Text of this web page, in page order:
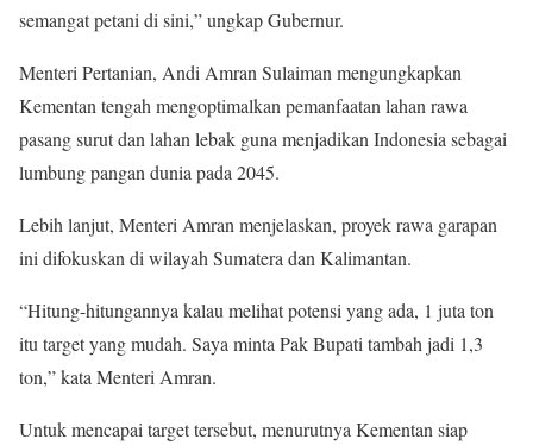
semangat petani di sini,” ungkap Gubernur.
Menteri Pertanian, Andi Amran Sulaiman mengungkapkan
Kementan tengah mengoptimalkan pemanfaatan lahan rawa
pasang surut dan lahan lebak guna menjadikan Indonesia sebagai
lumbung pangan dunia pada 2045.‎
Lebih lanjut, Menteri Amran menjelaskan, proyek rawa garapan
ini difokuskan di wilayah Sumatera dan Kalimantan.
“Hitung-hitungannya kalau melihat potensi yang ada, 1 juta ton
itu target yang mudah. Saya minta Pak Bupati tambah jadi 1,3
ton,” kata Menteri Amran.
Untuk mencapai target tersebut, menurutnya Kementan siap